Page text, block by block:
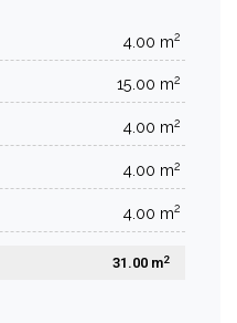
4.00 m2
15.00 m2
4.00 m2
4.00 m2
4.00 m2
31.00 m2